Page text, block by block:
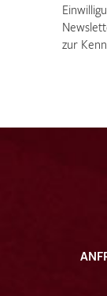
zur